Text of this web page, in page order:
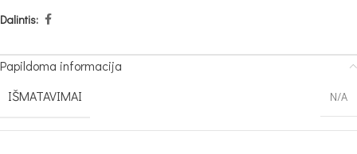
Dalintis:
Papildoma informacija
IŠMATAVIMAI
N/A